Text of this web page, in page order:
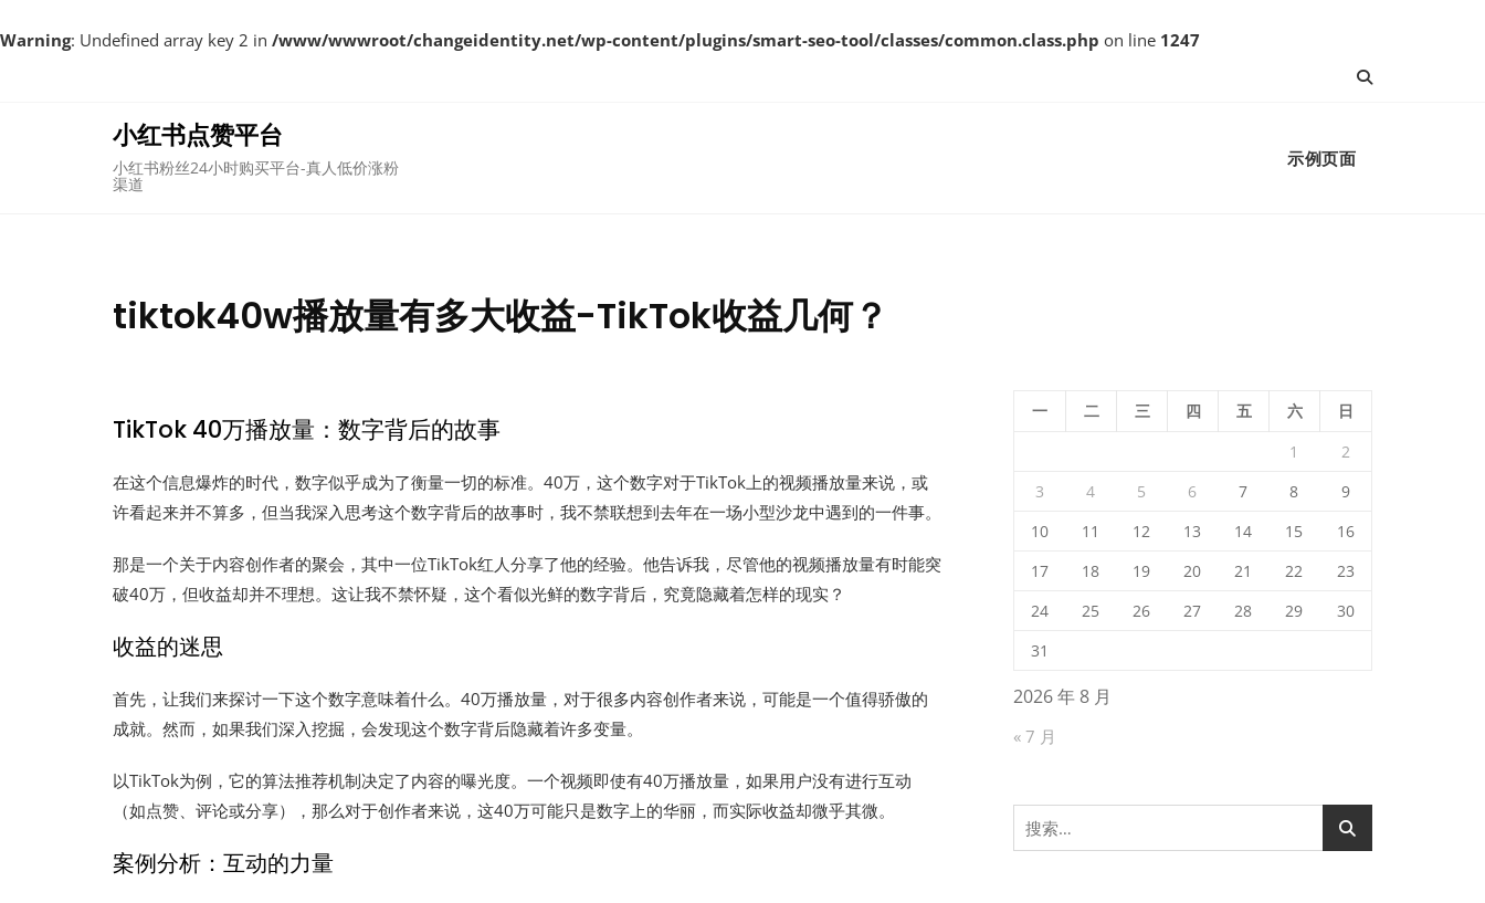
Warning: Undefined array key 2 in /www/wwwroot/changeidentity.net/wp-content/plugins/smart-seo-tool/classes/common.class.php on line 1247
小红书点赞平台
小红书粉丝24小时购买平台-真人低价涨粉
渠道
示例页面
tiktok40w播放量有多大收益-TikTok收益几何？
TikTok 40万播放量：数字背后的故事
在这个信息爆炸的时代，数字似乎成为了衡量一切的标准。40万，这个数字对于TikTok上的视频播放量来说，或
许看起来并不算多，但当我深入思考这个数字背后的故事时，我不禁联想到去年在一场小型沙龙中遇到的一件事。
那是一个关于内容创作者的聚会，其中一位TikTok红人分享了他的经验。他告诉我，尽管他的视频播放量有时能突
破40万，但收益却并不理想。这让我不禁怀疑，这个看似光鲜的数字背后，究竟隐藏着怎样的现实？
收益的迷思
首先，让我们来探讨一下这个数字意味着什么。40万播放量，对于很多内容创作者来说，可能是一个值得骄傲的
成就。然而，如果我们深入挖掘，会发现这个数字背后隐藏着许多变量。
以TikTok为例，它的算法推荐机制决定了内容的曝光度。一个视频即使有40万播放量，如果用户没有进行互动
（如点赞、评论或分享），那么对于创作者来说，这40万可能只是数字上的华丽，而实际收益却微乎其微。
案例分析：互动的力量
2026 年 8 月
一 二 三 四 五 六
日
1
2
3
4 5 6 7 8
9
10
11 12 13 14 15
16
17
18 19 20 21 22
23
24
25 26 27 28 29
30
31
« 7 月
搜
索：